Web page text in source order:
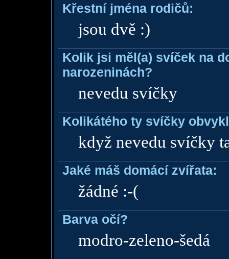
Křestní jména rodičů:
jsou dvě :)
Kolik jsi měl(a) svíček na
narozeninách?
nevedu svíčky
Kolikátého ty svíčky
když nevedu svíčky
Jaké máš domácí zvířata:
žádné :-(
Barva očí?
modro-zeleno-šedá